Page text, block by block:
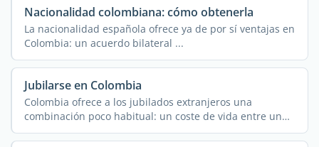
Nacionalidad colombiana: cómo obtenerla
La nacionalidad española ofrece ya de por sí ventajas en
Colombia: un acuerdo bilateral ...
Jubilarse en Colombia
Colombia ofrece a los jubilados extranjeros una
combinación poco habitual: un coste de vida entre un
50 % y ...